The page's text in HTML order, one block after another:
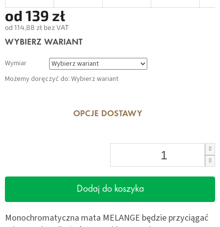
od 139 zł
od 114,88 zł bez VAT
Cena
WYBIERZ WARIANT
Wymiar
Możemy doręczyć do: Wybierz wariant
OPCJE DOSTAWY
Dodaj do koszyka
Monochromatyczna mata MELANGE będzie przyciągać